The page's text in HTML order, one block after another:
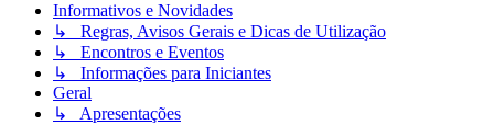
Informativos e Novidades
↳ Regras, Avisos Gerais e Dicas de Utilização
↳ Encontros e Eventos
↳ Informações para Iniciantes
Geral
↳ Apresentações